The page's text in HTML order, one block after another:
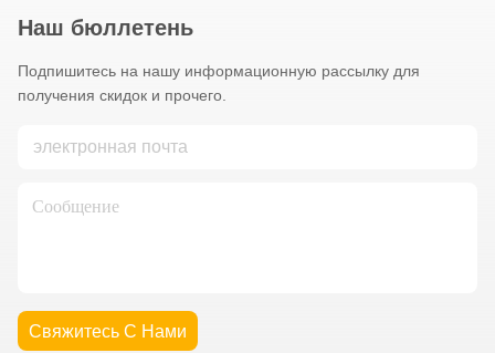
Наш бюллетень
Подпишитесь на нашу информационную рассылку для
получения скидок и прочего.
Свяжитесь С Нами